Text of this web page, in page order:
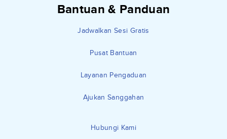
Bantuan & Panduan
Jadwalkan Sesi Gratis
Pusat Bantuan
Layanan Pengaduan
Ajukan Sanggahan
Hubungi Kami